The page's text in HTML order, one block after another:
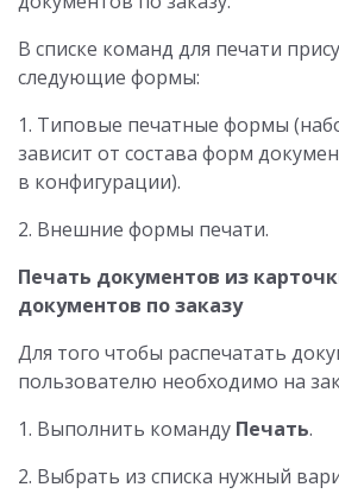
В списке команд для печати
следующие формы:
1. Типовые печатные формы
зависит от состава форм
в конфигурации).
2. Внешние формы печати.
Печать документов из
документов по заказу
Для того чтобы распечатать
пользователю необходимо на
1. Выполнить команду Печать.
2. Выбрать из списка нужный